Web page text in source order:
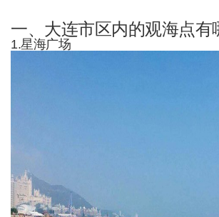
一、大连市区内的观海点有
1.星海广场